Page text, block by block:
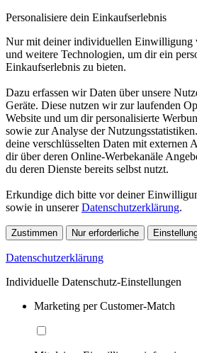
Personalisiere dein Einkaufserlebnis
Nur mit deiner individuellen Einwilligung
und weitere Technologien, um dir ein
Einkaufserlebnis zu bieten.
Dazu erfassen wir Daten über unsere
Geräte. Diese nutzen wir zur laufenden
Website und um dir personalisierte
sowie zur Analyse der
deine verschlüsselten Daten mit externen
dir über deren Online-Werbekanäle
du deren Dienste bereits selbst nutzt.
Erkundige dich bitte vor deiner
sowie in unsererDatenschutzerklärung.
Zustimmen Nur erforderliche
Datenschutzerklärung
Individuelle Datenschutz-Einstellungen
Marketing per Customer-Match